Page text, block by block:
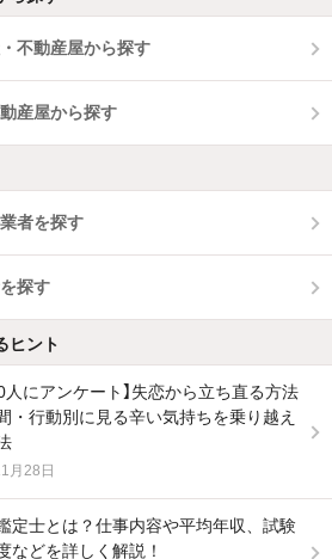
不動産屋から探す
産屋から探す
者を探す
探す
ヒント
人にアンケート】失恋から立ち直る方法
・行動別に見る辛い気持ちを乗り越え
月28日
定士とは？仕事内容や平均年収、試験
などを詳しく解説！